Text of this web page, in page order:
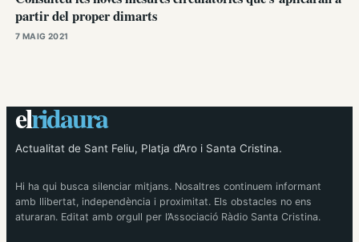
partir del proper dimarts
7 MAIG 2021
elridaura
Actualitat de Sant Feliu, Platja d’Aro i Santa Cristina.
Hi ha qui busca silenciar mitjans. Nosaltres continuem informant
amb llibertat, independència i proximitat. Els obstacles no ens
aturaran. Editat amb orgull per l’Associació Ràdio Santa Cristina.